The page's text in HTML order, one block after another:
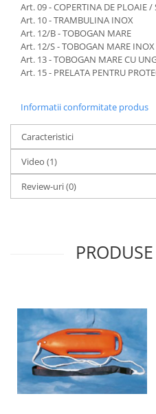
Art. 09 - COPERTINA DE PLOAIE /
Art. 10 - TRAMBULINA INOX
Art. 12/B - TOBOGAN MARE
Art. 12/S - TOBOGAN MARE INOX
Art. 13 - TOBOGAN MARE CU
Art. 15 - PRELATA PENTRU
Informatii conformitate produs
Caracteristici
Video (1)
Review-uri(0)